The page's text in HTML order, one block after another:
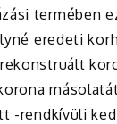
termében
eredeti
-rendkívüli